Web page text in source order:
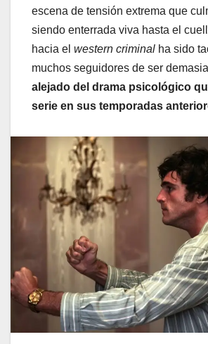
escena de tensión extrema que
siendo enterrada viva hasta el
hacia el western criminal ha sido
muchos seguidores de ser
alejado del drama psicológico
serie en sus temporadas